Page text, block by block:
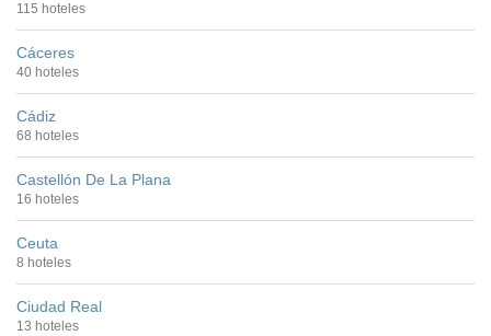
115 hoteles
Cáceres
40 hoteles
Cádiz
68 hoteles
Castellón De La Plana
16 hoteles
Ceuta
8 hoteles
Ciudad Real
13 hoteles